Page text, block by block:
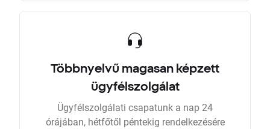
Többnyelvű magasan képzett
ügyfélszolgálat
Ügyfélszolgálati csapatunk a nap 24
órájában, hétfőtől péntekig rendelkezésére